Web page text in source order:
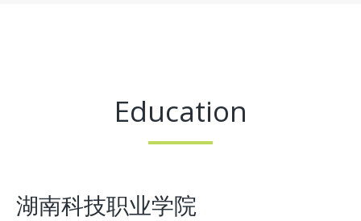
Education
湖南科技职业学院